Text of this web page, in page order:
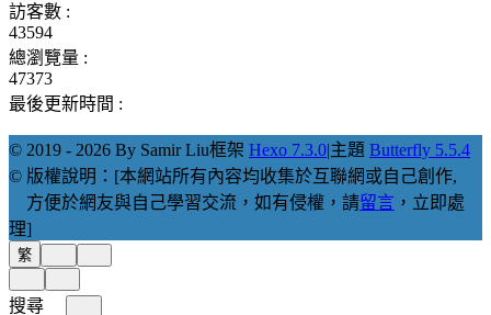
訪客數 :
43594
總瀏覽量 :
47373
最後更新時間 :
© 2019 - 2026 By Samir Liu框架 Hexo 7.3.0|主題 Butterfly 5.5.4
© 版權說明：[本網站所有內容均收集於互聯網或自己創作,
方便於網友與自己學習交流，如有侵權，請留言 ，立即處
理]
繁
搜尋